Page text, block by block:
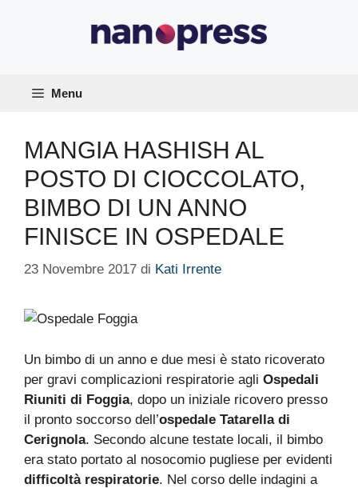
Menu
MANGIA HASHISH AL
POSTO DI CIOCCOLATO,
BIMBO DI UN ANNO
FINISCE IN OSPEDALE
23 Novembre 2017 di Kati Irrente
Un bimbo di un anno e due mesi è stato ricoverato
per gravi complicazioni respiratorie agli Ospedali
Riuniti di Foggia, dopo un iniziale ricovero presso
il pronto soccorso dell’ospedale Tatarella di
Cerignola. Secondo alcune testate locali, il bimbo
era stato portato al nosocomio pugliese per evidenti
difficoltà respiratorie. Nel corso delle indagini a